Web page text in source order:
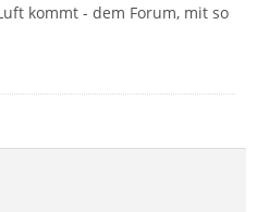
kommt - dem Forum, mit so